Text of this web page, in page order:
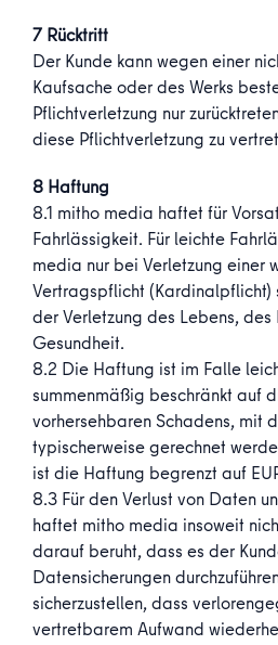
7 Rücktritt
Der Kunde kann wegen einer
Kaufsache oder des Werks
Pflichtverletzung nur
diese Pflichtverletzung zu
8 Haftung
8.1 mitho media haftet für
Fahrlässigkeit. Für leichte
media nur bei Verletzung einer
Vertragspflicht (Kardinalpflicht)
der Verletzung des Lebens,
Gesundheit.
8.2 Die Haftung ist im Falle
summenmäßig beschränkt auf
vorhersehbaren Schadens, mit
typischerweise gerechnet
ist die Haftung begrenzt auf
8.3 Für den Verlust von Daten
haftet mitho media insoweit
darauf beruht, dass es der
Datensicherungen
sicherzustellen, dass
vertretbarem Aufwand